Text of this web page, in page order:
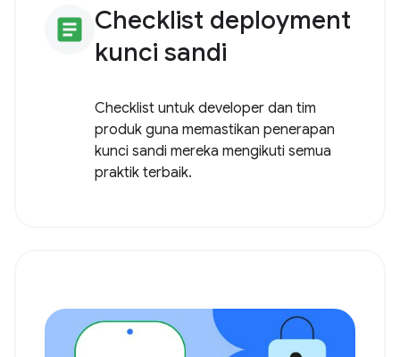
article Checklist deployment
kunci sandi
Checklist untuk developer dan tim
produk guna memastikan penerapan
kunci sandi mereka mengikuti semua
praktik terbaik.